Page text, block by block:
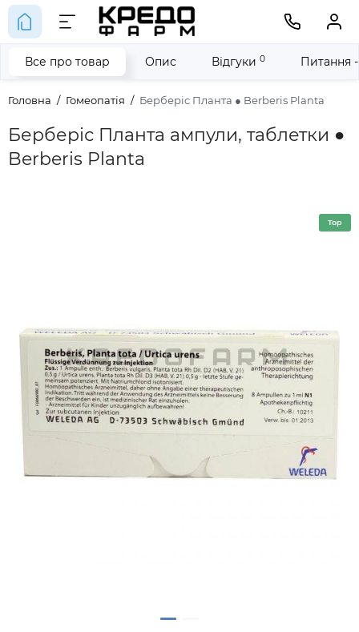
Головна Гомеопатія Берберіс Планта ● Berberis Planta
Берберіс Планта ампули, таблетки ●
Berberis Planta
Все про товар Опис Відгуки 0 Питання
Top